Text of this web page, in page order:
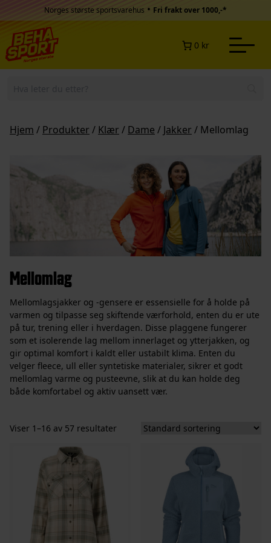
Hopp til innholdNorges største sportsvarehus • Fri frakt over 1000,-*
0 kr
Hjem / Produkter / Klær / Dame / Jakker / Mellomlag
Mellomlag
Mellomlagsjakker og -gensere er essensielle for å holde på
varmen og tilpasse seg skiftende værforhold, enten du er ute
på tur, trening eller i hverdagen. Disse plaggene fungerer
som et isolerende lag mellom innerlaget og ytterjakken, og
gir optimal komfort i kaldt eller ustabilt klima. Enten du
velger fleece, ull eller syntetiske materialer, sikrer et godt
mellomlag varme og pusteevne, slik at du kan holde deg
både komfortabel og aktiv uansett vær.
Viser 1–16 av 57 resultater